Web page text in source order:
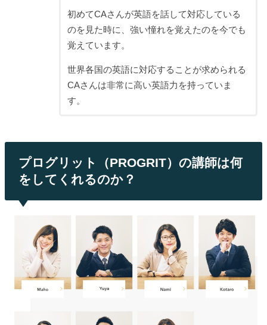
初めてCAさんが英語を話して対応している
のを見た時に、強い憧れを覚えたのを今でも
覚えています。
世界各国の英語に対応することが求められる
CAさんは非常に高い英語力を持っていま
す。
プログリット（PROGRIT）の講師は何
をしてくれるのか？